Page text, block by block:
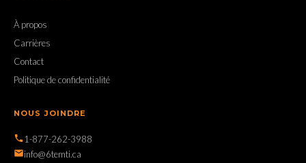
À propos
Carrières
Contact
Politique de confidentialité
NOUS JOINDRE
1-877-262-3988
info@6temti.ca